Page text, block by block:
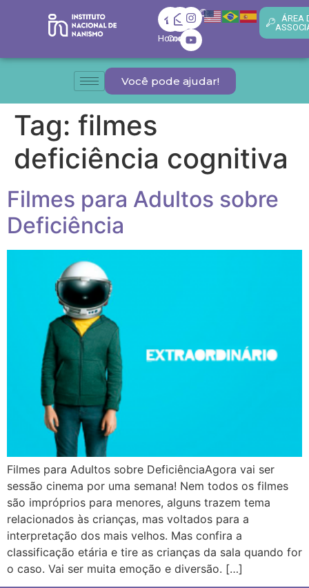
Home
Contato
ÁREA
Você pode ajudar!
Tag: filmes
deficiência cognitiva
Filmes para Adultos sobre
Deficiência
Filmes para Adultos sobre DeficiênciaAgora vai ser
sessão cinema por uma semana! Nem todos os filmes
são impróprios para menores, alguns trazem tema
relacionados às crianças, mas voltados para a
interpretação dos mais velhos. Mas confira a
classificação etária e tire as crianças da sala quando for
o caso. Vai ser muita emoção e diversão. […]